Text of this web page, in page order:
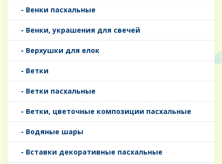
- Венки пасхальные
- Венки, украшения для свечей
- Верхушки для елок
- Ветки
- Ветки пасхальные
- Ветки, цветочные композиции пасхальные
- Водяные шары
- Вставки декоративные пасхальные